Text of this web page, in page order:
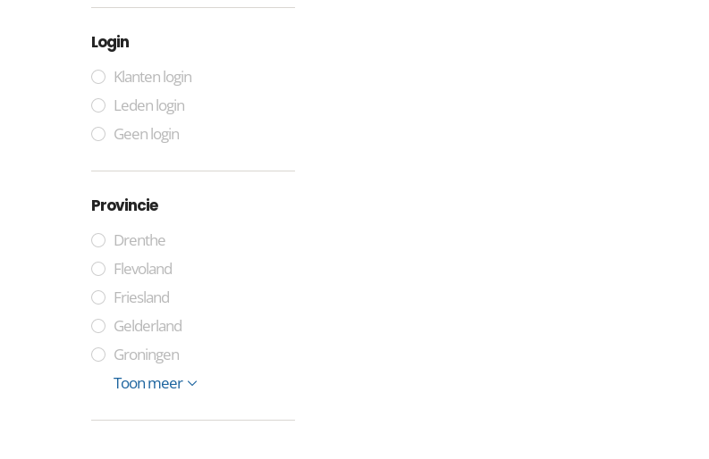
Login
Klanten login
Leden login
Geen login
Provincie
Drenthe
Flevoland
Friesland
Gelderland
Groningen
Limburg
Noord-Brabant
Noord-Holland
Zuid-Holland
Overijssel
Utrecht
Zeeland
Toon meer